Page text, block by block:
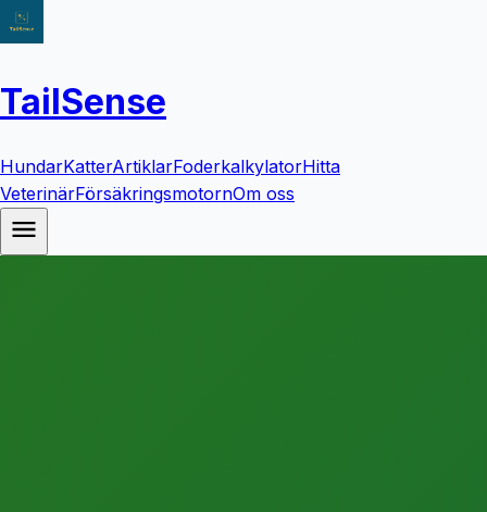
TailSense
HundarKatterArtiklarFoderkalkylatorHitta
VeterinärFörsäkringsmotornOm oss